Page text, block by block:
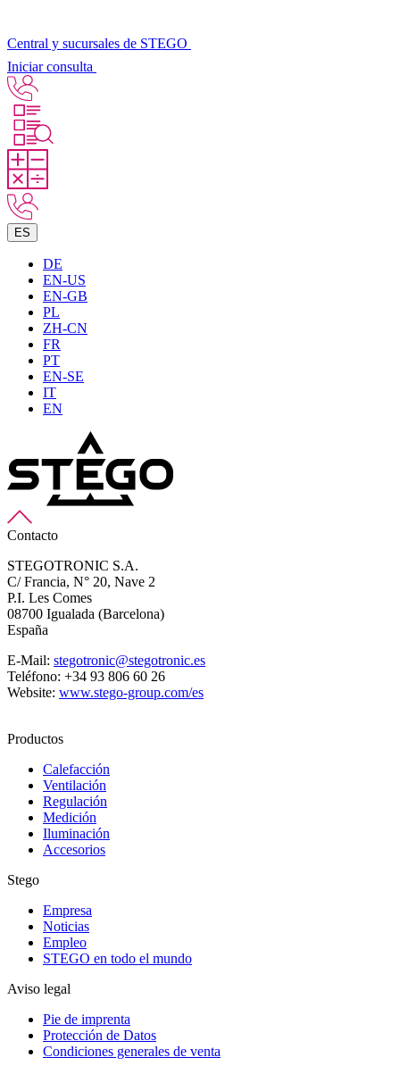
Central y sucursales de STEGO
Iniciar consulta
ES
DE
EN-US
EN-GB
PL
ZH-CN
FR
PT
EN-SE
IT
EN
Contacto
STEGOTRONIC S.A.
C/ Francia, N° 20, Nave 2
P.I. Les Comes
08700 Igualada (Barcelona)
España
E-Mail: stegotronic@stegotronic.es
Teléfono: +34 93 806 60 26
Website: www.stego-group.com/es
Productos
Calefacción
Ventilación
Regulación
Medición
Iluminación
Accesorios
Stego
Empresa
Noticias
Empleo
STEGO en todo el mundo
Aviso legal
Pie de imprenta
Protección de Datos
Condiciones generales de venta